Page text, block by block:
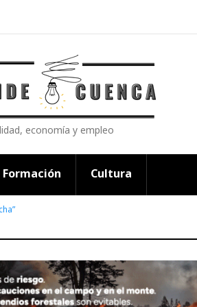
economía y empleo
Formación Cultura